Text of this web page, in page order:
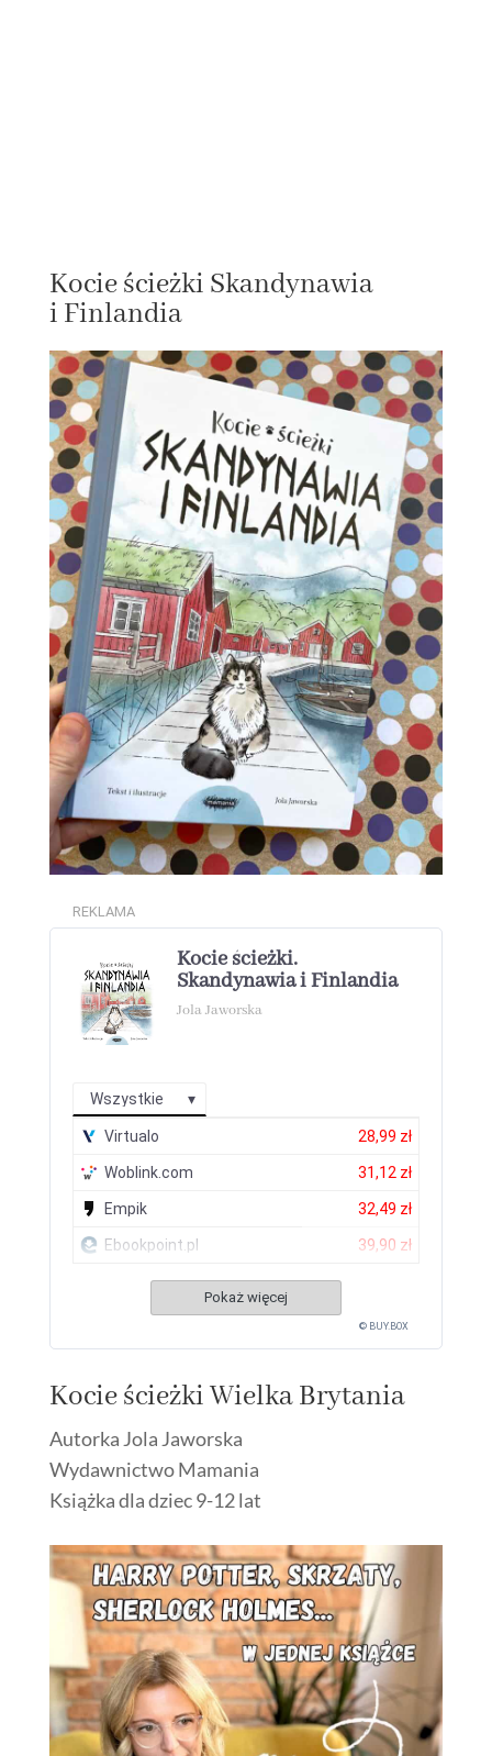
Kocie ścieżki Skandynawia
i Finlandia
REKLAMA
Kocie ścieżki.
Skandynawia i Finlandia
Jola Jaworska
Wszystkie
Virtualo 28,99 zł
Woblink.com 31,12 zł
Empik 32,49 zł
Ebookpoint.pl 39,90 zł
Pokaż więcej
© BUY.BOX
Kocie ścieżki Wielka Brytania
Autorka Jola Jaworska
Wydawnictwo Mamania
Książka dla dziec 9-12 lat